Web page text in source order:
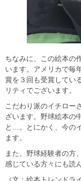
ちなみに、この絵本の
います。アメリカで毎
賞を３回も受賞してい
リティでございます。
こだわり派のイチロー
ざいます。野球絵本の
と…。とにかく、今の
ます。
また、野球経験者の方
感じている方々にも読
（文：絵本トレンドラ